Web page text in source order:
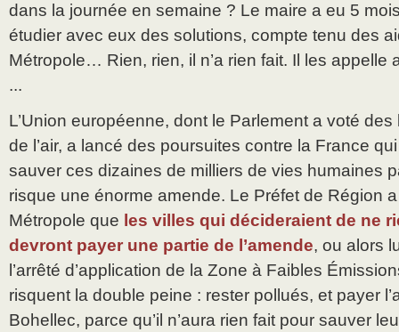
dans la journée en semaine ? Le maire a eu 5
étudier avec eux des solutions, compte tenu des
Métropole… Rien, rien, il n’a rien fait. Il les appelle
...
L’Union européenne, dont le Parlement a voté
de l’air, a lancé des poursuites contre la France
sauver ces dizaines de milliers de vies humaines
risque une énorme amende. Le Préfet de Région
Métropole que les villes qui décideraient de ne
devront payer une partie de l’amende, ou alors
l’arrêté d’application de la Zone à Faibles
risquent la double peine : rester pollués, et payer
Bohellec, parce qu’il n’aura rien fait pour sauver